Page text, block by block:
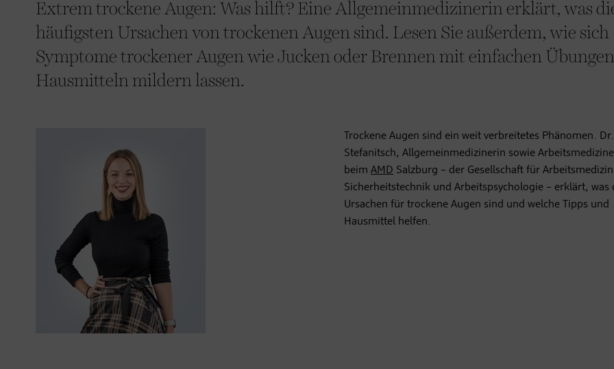
Extrem trockene Augen: Was hilft? Eine Allgemeinmedizinerin erklärt, was
häufigsten Ursachen von trockenen Augen sind. Lesen Sie außerdem, wie sich
Symptome trockener Augen wie Jucken oder Brennen mit einfachen
Hausmitteln mildern lassen.
Trockene Augen sind ein weit verbreitetes Phänomen.
Stefanitsch, Allgemeinmedizinerin sowie
beim AMD Salzburg – der Gesellschaft für
Sicherheitstechnik und Arbeitspsychologie – erklärt, was
Ursachen für trockene Augen sind und welche Tipps und
Hausmittel helfen.